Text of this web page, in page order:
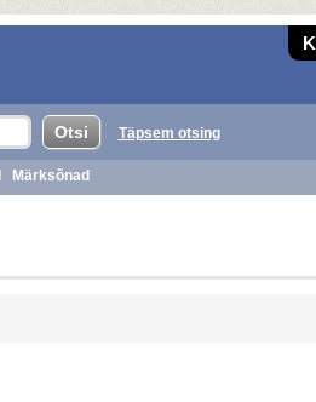
Täpsem otsing
Märksõnad